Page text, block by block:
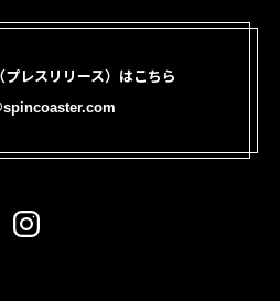
レスリリース）はこちら